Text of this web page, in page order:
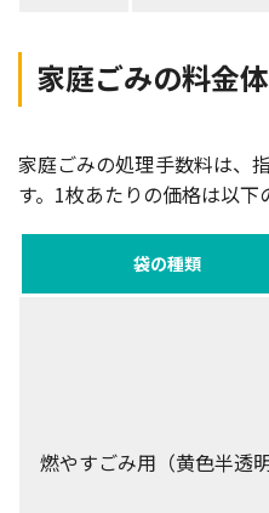
家庭ごみの料金
家庭ごみの処理手数料は、
す。1枚あたりの価格は以下
袋の種類
燃やすごみ用（黄色半透明